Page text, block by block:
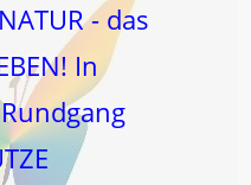
- das
In